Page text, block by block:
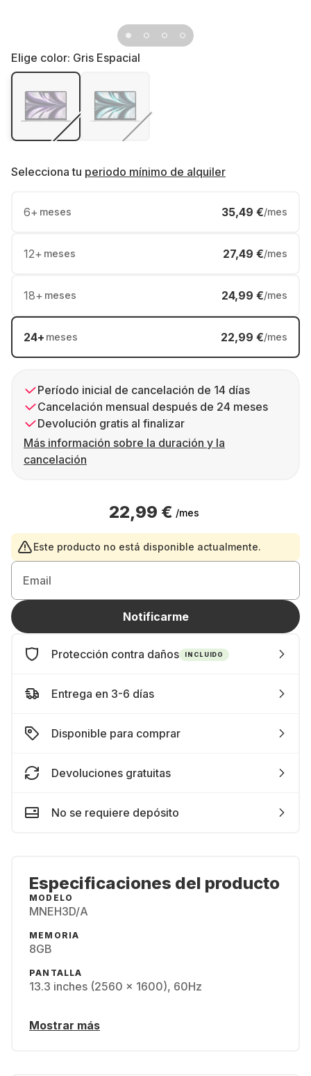
Elige color: Gris Espacial
Selecciona tu periodo mínimo de alquiler
6+ meses 35,49 €/mes
12+ meses 27,49 €/mes
18+ meses 24,99 €/mes
24+ meses 22,99 €/mes
Período inicial de cancelación de 14 días
Cancelación mensual después de 24 meses
Devolución gratis al finalizar
Más información sobre la duración y la
cancelación
22,99 € /mes
Este producto no está disponible actualmente.
Email
Notificarme
Protección contra daños INCLUIDO
Entrega en 3-6 días
Disponible para comprar
Devoluciones gratuitas
No se requiere depósito
Especificaciones del producto
MODELO
MNEH3D/A
MEMORIA
8GB
PANTALLA
13.3 inches (2560 x 1600), 60Hz
Mostrar más